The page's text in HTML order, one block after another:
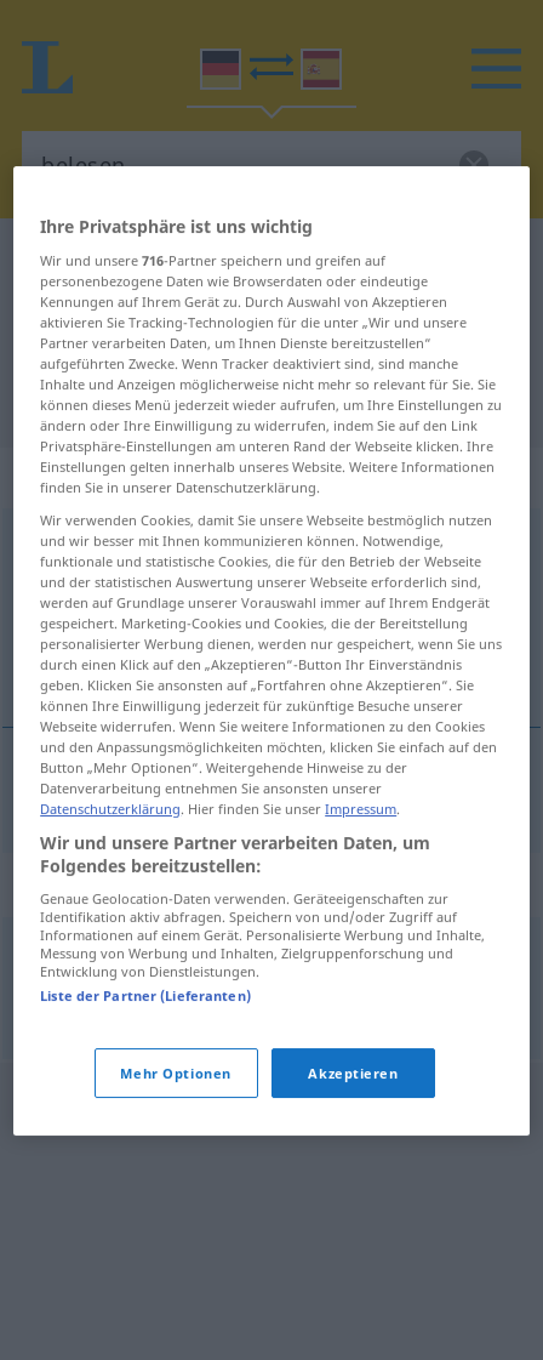
Deutsch-Spanisch Wörterbuch belesen
Deutsch-Spanisch Übersetzung für
"belesen"
"belesen" Spanisch Übersetzung
„belesen“: als Adjektiv gebraucht
belesenadjt
Übersicht aller Übersetzungen
(Für mehr Details die Übersetzung anklicken/antippen)
instruido, leído
instruido,leído belesen
Synonyme für "belesen"
studiert,wissend,gelehrt,sachkundig,kundig,gebildet
Ihre Privatsphäre ist uns wichtig
Wir und unsere716-Partner speichern und greifen auf
personenbezogene Daten wie Browserdaten oder eindeutige
Kennungen auf Ihrem Gerät zu. Durch Auswahl von Akzeptieren
aktivieren Sie Tracking-Technologien für die unter „Wir und unsere
Partner verarbeiten Daten, um Ihnen Dienste bereitzustellen“
aufgeführten Zwecke. Wenn Tracker deaktiviert sind, sind manche
Inhalte und Anzeigen möglicherweise nicht mehr so relevant für Sie. Sie
können dieses Menü jederzeit wieder aufrufen, um Ihre Einstellungen zu
ändern oder Ihre Einwilligung zu widerrufen, indem Sie auf den Link
Privatsphäre-Einstellungen am unteren Rand der Webseite klicken. Ihre
Einstellungen gelten innerhalb unseres Website. Weitere Informationen
finden Sie in unserer Datenschutzerklärung.
Wir verwenden Cookies, damit Sie unsere Webseite bestmöglich nutzen
und wir besser mit Ihnen kommunizieren können. Notwendige,
funktionale und statistische Cookies, die für den Betrieb der Webseite
und der statistischen Auswertung unserer Webseite erforderlich sind,
werden auf Grundlage unserer Vorauswahl immer auf Ihrem Endgerät
gespeichert. Marketing-Cookies und Cookies, die der Bereitstellung
personalisierter Werbung dienen, werden nur gespeichert, wenn Sie uns
durch einen Klick auf den „Akzeptieren“-Button Ihr Einverständnis
geben. Klicken Sie ansonsten auf „Fortfahren ohne Akzeptieren“. Sie
können Ihre Einwilligung jederzeit für zukünftige Besuche unserer
Webseite widerrufen. Wenn Sie weitere Informationen zu den Cookies
und den Anpassungsmöglichkeiten möchten, klicken Sie einfach auf den
Button „Mehr Optionen“. Weitergehende Hinweise zu der
Datenverarbeitung entnehmen Sie ansonsten unserer
Datenschutzerklärung. Hier finden Sie unserImpressum.
Wir und unsere Partner verarbeiten Daten, um
Folgendes bereitzustellen:
Genaue Geolocation-Daten verwenden. Geräteeigenschaften zur
Identifikation aktiv abfragen. Speichern von und/oder Zugriff auf
Informationen auf einem Gerät. Personalisierte Werbung und Inhalte,
Messung von Werbung und Inhalten, Zielgruppenforschung und
Entwicklung von Dienstleistungen.
Liste der Partner (Lieferanten)
Mehr Optionen Akzeptieren